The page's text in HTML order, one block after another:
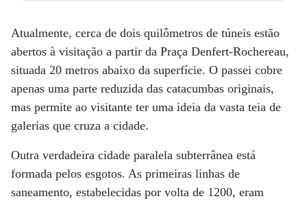
Atualmente, cerca de dois quilômetros de túneis estão
abertos à visitação a partir da Praça Denfert-Rochereau,
situada 20 metros abaixo da superfície. O passei cobre
apenas uma parte reduzida das catacumbas originais,
mas permite ao visitante ter uma ideia da vasta teia de
galerias que cruza a cidade.
Outra verdadeira cidade paralela subterrânea está
formada pelos esgotos. As primeiras linhas de
saneamento, estabelecidas por volta de 1200, eram